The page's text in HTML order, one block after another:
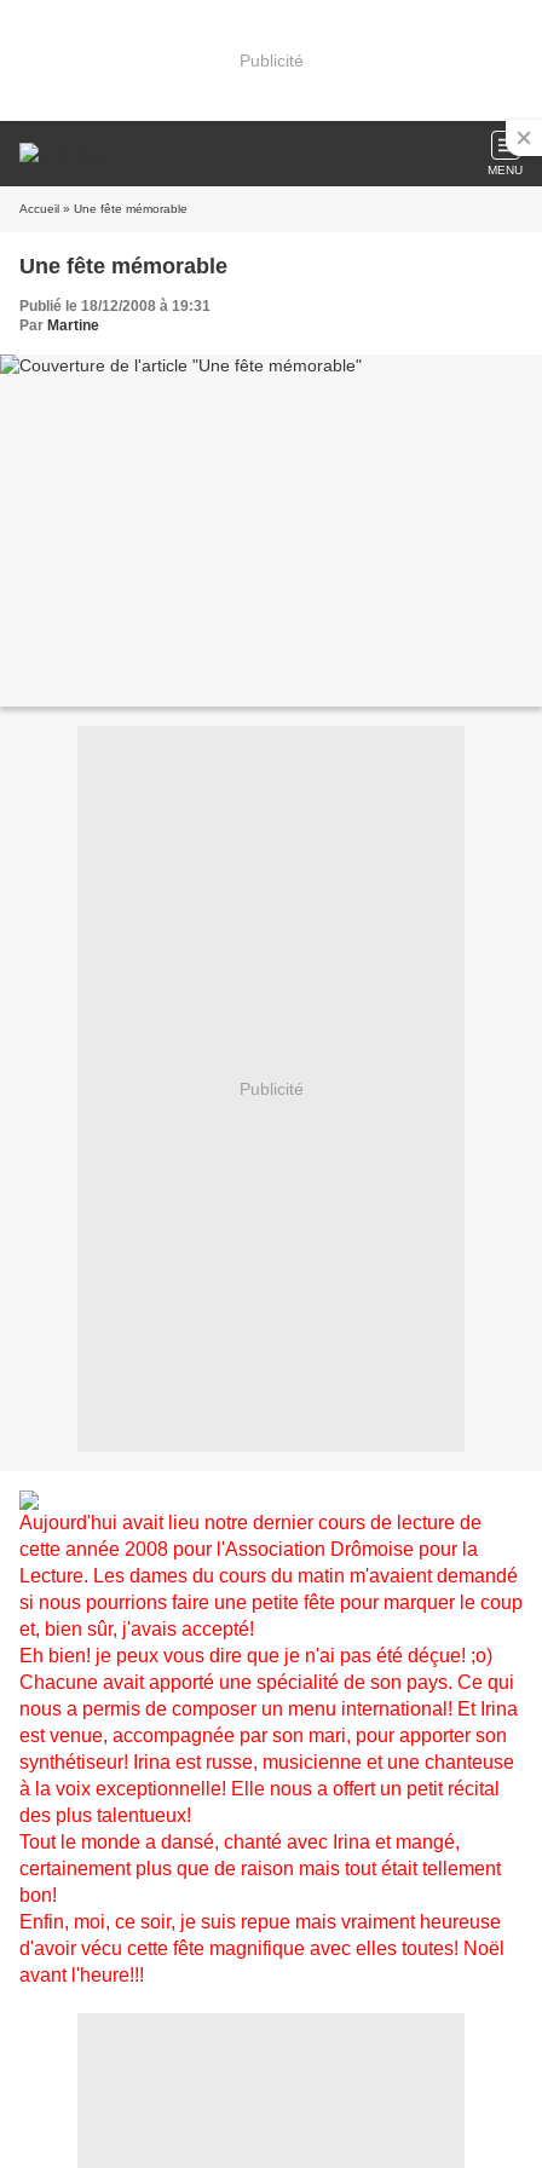
Publicité
MENU
Accueil » Une fête mémorable
Une fête mémorable
Publié le 18/12/2008 à 19:31
Par Martine
Publicité
Aujourd'hui avait lieu notre dernier cours de lecture de
cette année 2008 pour l'Association Drômoise pour la
Lecture. Les dames du cours du matin m'avaient demandé
si nous pourrions faire une petite fête pour marquer le coup
et, bien sûr, j'avais accepté!
Eh bien! je peux vous dire que je n'ai pas été déçue! ;o)
Chacune avait apporté une spécialité de son pays. Ce qui
nous a permis de composer un menu international! Et Irina
est venue, accompagnée par son mari, pour apporter son
synthétiseur! Irina est russe, musicienne et une chanteuse
à la voix exceptionnelle! Elle nous a offert un petit récital
des plus talentueux!
Tout le monde a dansé, chanté avec Irina et mangé,
certainement plus que de raison mais tout était tellement
bon!
Enfin, moi, ce soir, je suis repue mais vraiment heureuse
d'avoir vécu cette fête magnifique avec elles toutes! Noël
avant l'heure!!!